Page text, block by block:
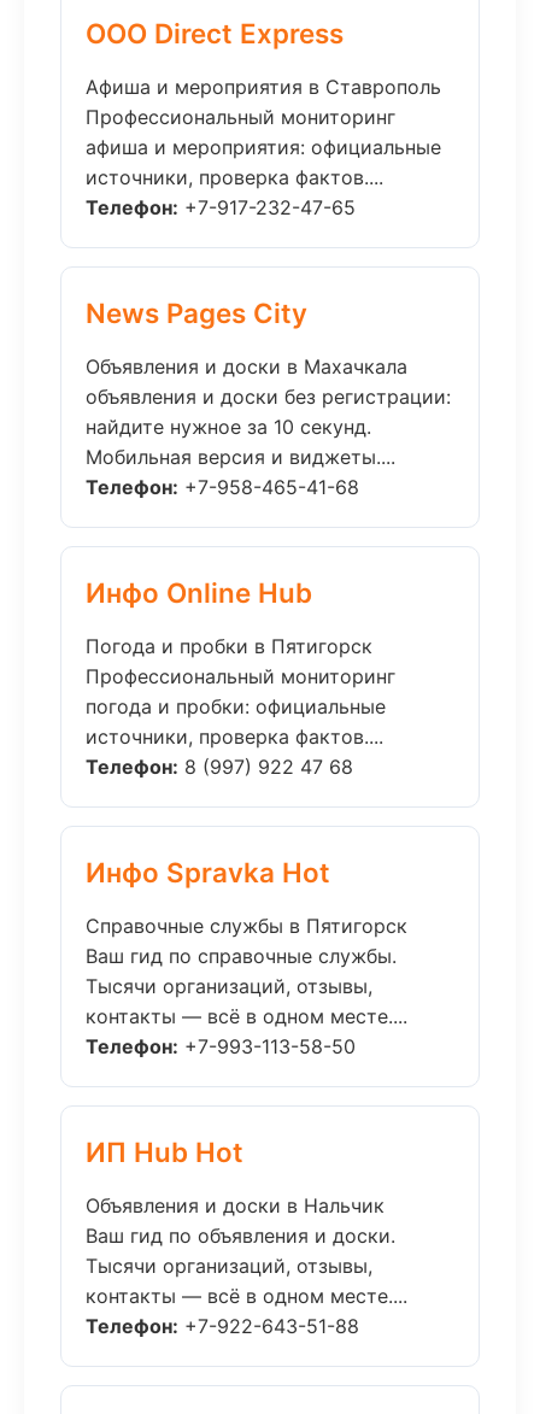
ООО Direct Express
Афиша и мероприятия в Ставрополь
Профессиональный мониторинг
афиша и мероприятия: официальные
источники, проверка фактов....
Телефон: +7-917-232-47-65
News Pages City
Объявления и доски в Махачкала
объявления и доски без регистрации:
найдите нужное за 10 секунд.
Мобильная версия и виджеты....
Телефон: +7-958-465-41-68
Инфо Online Hub
Погода и пробки в Пятигорск
Профессиональный мониторинг
погода и пробки: официальные
источники, проверка фактов....
Телефон: 8 (997) 922 47 68
Инфо Spravka Hot
Справочные службы в Пятигорск
Ваш гид по справочные службы.
Тысячи организаций, отзывы,
контакты — всё в одном месте....
Телефон: +7-993-113-58-50
ИП Hub Hot
Объявления и доски в Нальчик
Ваш гид по объявления и доски.
Тысячи организаций, отзывы,
контакты — всё в одном месте....
Телефон: +7-922-643-51-88